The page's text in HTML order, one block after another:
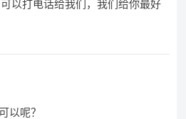
以打电话给我们，我们给你最好
以呢？